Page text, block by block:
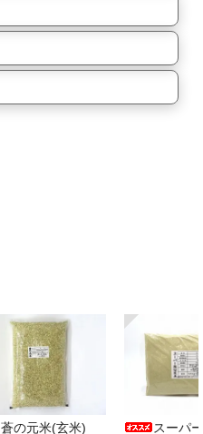
蒼の元米(玄米)
スーパ